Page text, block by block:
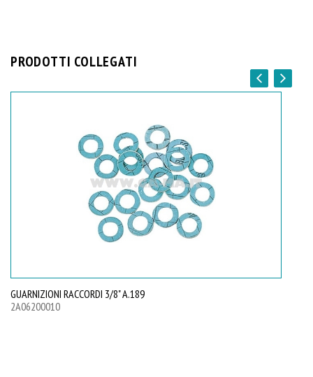
PRODOTTI COLLEGATI
GUARNIZIONI RACCORDI 3/8" A.189
2A06200010